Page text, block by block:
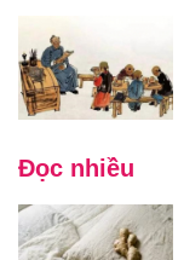
Đọc nhiều